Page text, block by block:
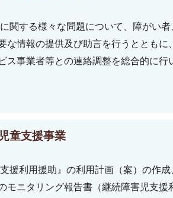
関する様々な問題について、障がい者
な情報の提供及び助言を行うとともに
ス事業者等との連絡調整を総合的に行
童支援事業
援利用援助』の利用計画（案）の作成
モニタリング報告書（継続障害児支援